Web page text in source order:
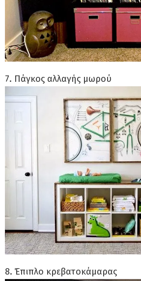
7. Πάγκος αλλαγής μωρού
8. Έπιπλο κρεβατοκάμαρας